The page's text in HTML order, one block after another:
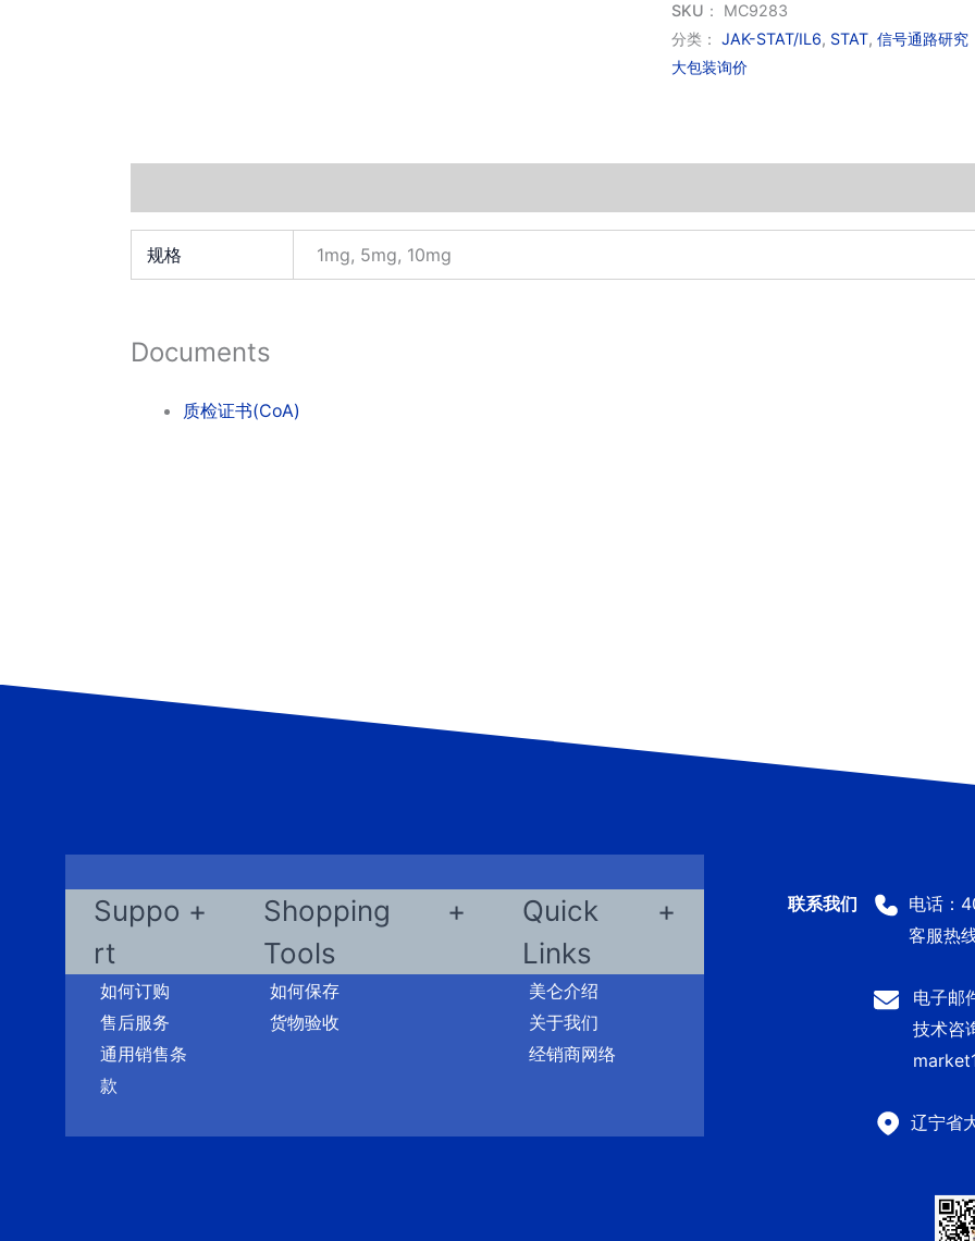
(氯
化
两
碱)
量
SKU： MC9283
分类： JAK-STAT/IL6, STAT, 信号通路研究
大包装询价
规格 1mg, 5mg, 10mg
Documents
质检证书(CoA)
Suppo
rt
如何订购
售后服务
通用销售条
款
Shopping
Tools
如何保存
货物验收
Quick
Links
美仑介绍
关于我们
经销商网络
电话：
客服热
电子邮
技术咨
辽宁省